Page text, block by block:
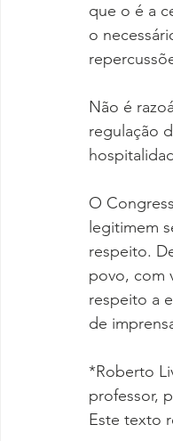
que o é a
o
Não é
regulação
O
legitimem
respeito.
povo, com
respeito a
de
*Roberto
professor,
Este texto